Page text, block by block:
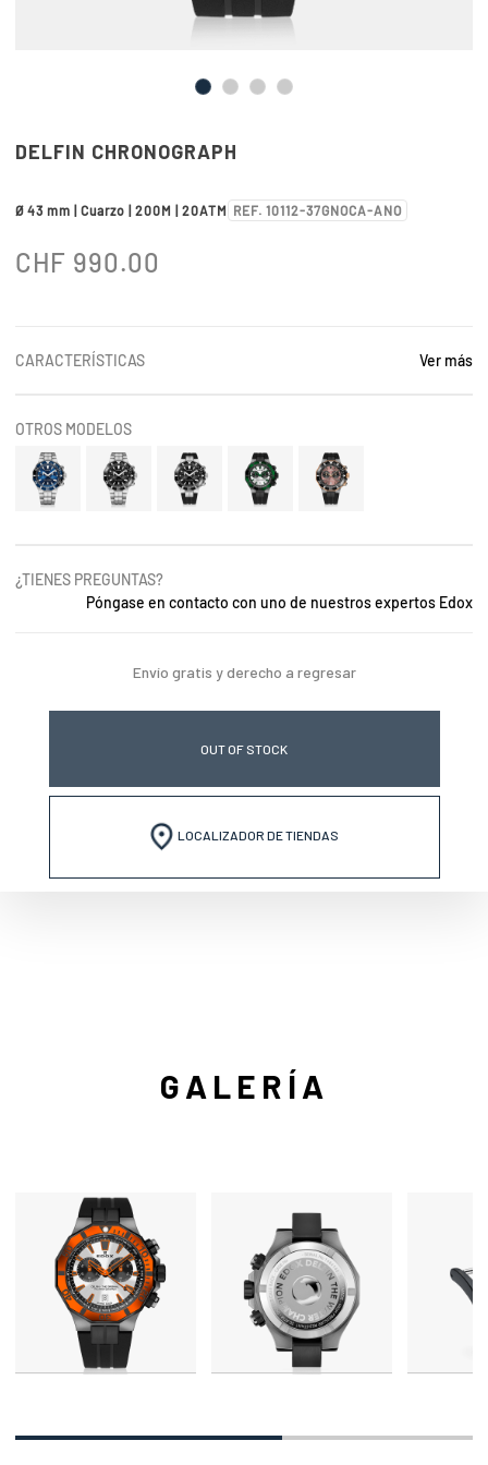
DELFIN CHRONOGRAPH
Ø 43 mm | Cuarzo | 200M | 20ATM REF. 10112-37GNOCA-ANO
CHF 990.00
CARACTERÍSTICAS Ver más
OTROS MODELOS
¿TIENES PREGUNTAS?
Póngase en contacto con uno de nuestros expertos Edox
Envío gratis y derecho a regresar
OUT OF STOCK
LOCALIZADOR DE TIENDAS
GALERÍA